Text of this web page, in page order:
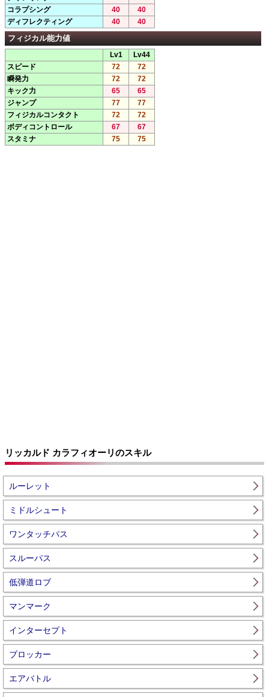
コラプシング
40
40
ディフレクティング
40 40
フィジカル能力値
Lv1
Lv44
スピード
72
72
瞬発力
72
72
キック力
65
65
ジャンプ
77
77
フィジカルコンタクト
72
72
ボディコントロール
67
67
スタミナ
75 75
リッカルド カラフィオーリのスキル
ルーレット
ミドルシュート
ワンタッチパス
スルーパス
低弾道ロブ
マンマーク
インターセプト
ブロッカー
エアバトル